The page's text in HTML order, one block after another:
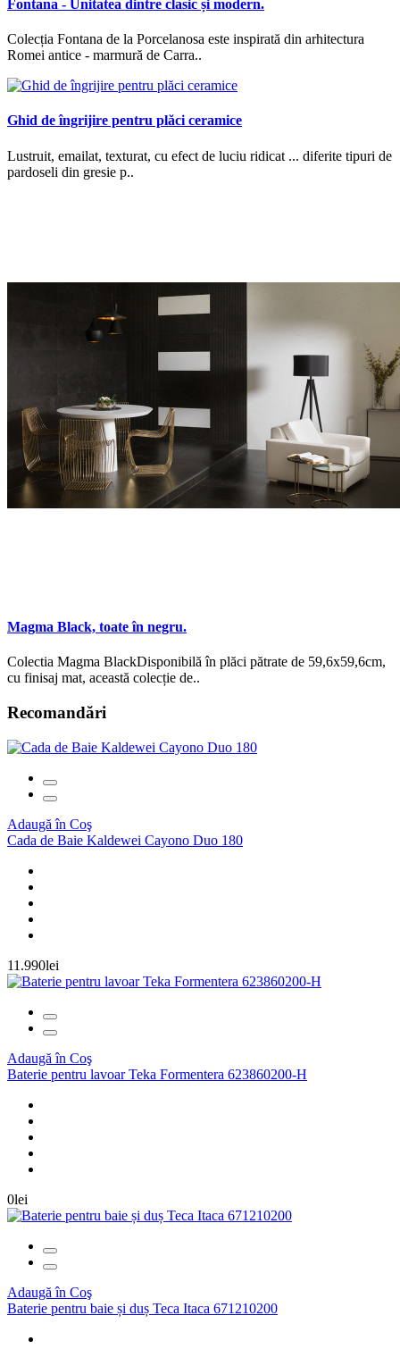
Fontana - Unitatea dintre clasic și modern.
Colecția Fontana de la Porcelanosa este inspirată din arhitectura
Romei antice - marmură de Carra..
Ghid de îngrijire pentru plăci ceramice
Lustruit, emailat, texturat, cu efect de luciu ridicat ... diferite tipuri de
pardoseli din gresie p..
Magma Black, toate în negru.
Colectia Magma BlackDisponibilă în plăci pătrate de 59,6x59,6cm,
cu finisaj mat, această colecție de..
Recomandări
Adaugă în Coş
Cada de Baie Kaldewei Cayono Duo 180
11.990lei
Adaugă în Coş
Baterie pentru lavoar Teka Formentera 623860200-H
0lei
Adaugă în Coş
Baterie pentru baie și duș Teca Itaca 671210200